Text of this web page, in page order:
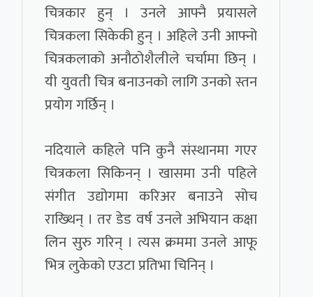
चित्रकार हुन् । उनले आफ्नै प्रयासले
चित्रकला सिकेकी हुन् । अहिले उनी आफ्नो
चित्रकलाको अनौठोशैलीले चर्चामा छिन् ।
यी युवती चित्र बनाउनको लागि उनको स्तन
प्रयोग गर्छिन् ।
नदियाले कहिले पनि कुनै संस्थानमा गएर
चित्रकला सिकिनन् । खासमा उनी पहिले
संगीत उद्योगमा करिअर बनाउने सोच
राख्थिन् । तर डेड वर्ष उनले अभियान कक्षा
लिन सुरु गरिन् । त्यस क्रममा उनले आफू
भित्र लुकेको एउटा प्रतिभा चिनिन् ।